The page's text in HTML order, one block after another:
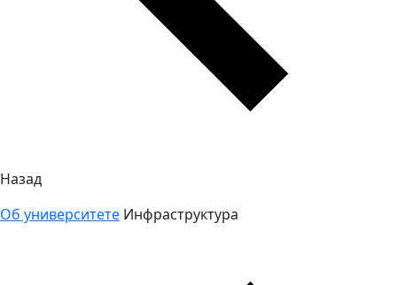
Назад
Об университете Инфраструктура